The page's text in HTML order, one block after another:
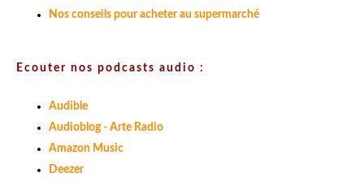
Nos conseils pour acheter au supermarché
Ecouter nos podcasts audio :
Audible
Audioblog - Arte Radio
Amazon Music
Deezer